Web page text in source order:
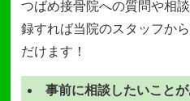
つばめ接骨院への質問や相
録すれば当院のスタッフか
だけます！
事前に相談したいこと